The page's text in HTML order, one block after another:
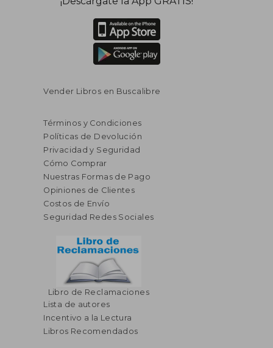
$ 18.58
45%
dcto.
$ 38.60
$ 21.23
Vender Libros en Buscalibre
Términos y Condiciones
Políticas de Devolución
Privacidad y Seguridad
Cómo Comprar
Nuestras Formas de Pago
Opiniones de Clientes
Costos de Envío
Seguridad Redes Sociales
Libro de Reclamaciones
Lista de autores
Incentivo a la Lectura
Libros Recomendados